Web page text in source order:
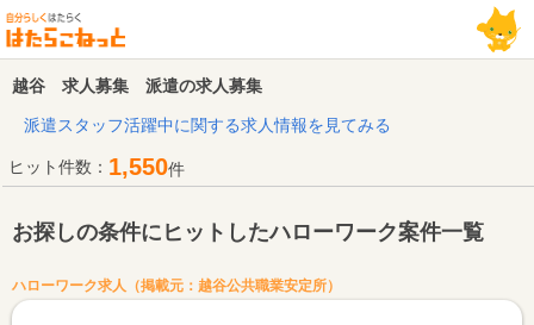
越谷 求人募集 派遣の求人募集
派遣スタッフ活躍中に関する求人情報を見てみる
ヒット件数： 1,550件
お探しの条件にヒットしたハローワーク案件一覧
ハローワーク求人（掲載元：越谷公共職業安定所）